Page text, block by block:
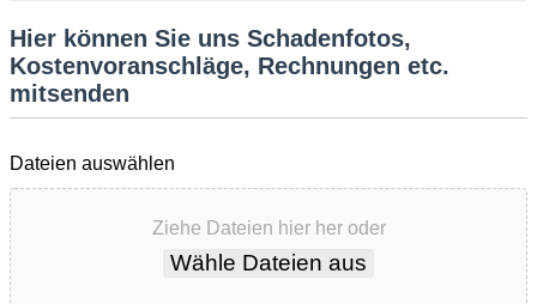
Hier können Sie uns Schadenfotos,
Kostenvoranschläge, Rechnungen etc.
mitsenden
Dateien auswählen
Ziehe Dateien hier her oder
Wähle Dateien aus